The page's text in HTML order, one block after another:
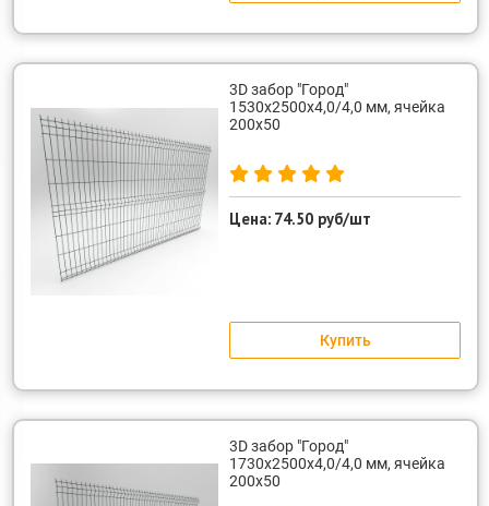
3D забор "Город"
1530х2500х4,0/4,0 мм, ячейка
200х50
Цена: 74.50 руб/шт
Купить
3D забор "Город"
1730х2500х4,0/4,0 мм, ячейка
200х50